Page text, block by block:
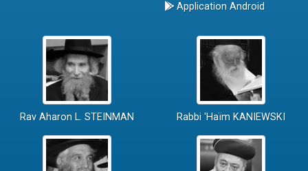
Application Android
Rav Aharon L. STEINMAN Rabbi 'Haïm KANIEWSKI